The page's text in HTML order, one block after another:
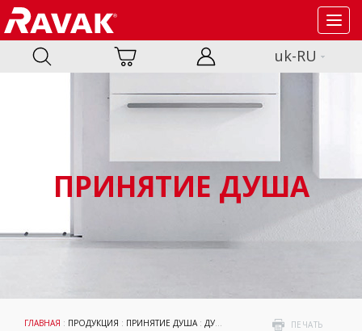
uk-RU
ПРИНЯТИЕ ДУША
ПЕЧАТЬ
ГЛАВНАЯ : ПРОДУКЦИЯ : ПРИНЯТИЕ ДУША: ДУШЕВЫЕ ПОДДОНЫ : KASKADA